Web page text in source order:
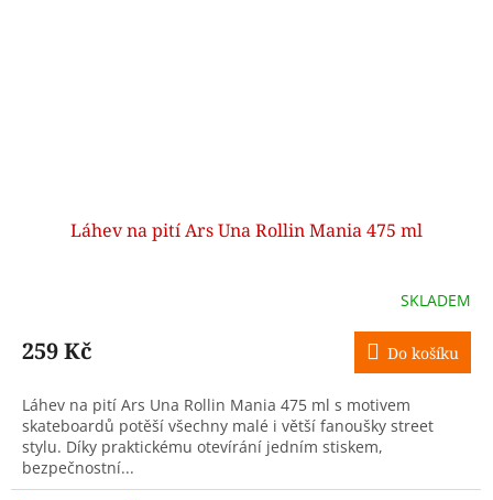
Láhev na pití Ars Una Rollin Mania 475 ml
SKLADEM
259 Kč Do košíku
Láhev na pití Ars Una Rollin Mania 475 ml s motivem
skateboardů potěší všechny malé i větší fanoušky street
stylu. Díky praktickému otevírání jedním stiskem,
bezpečnostní...